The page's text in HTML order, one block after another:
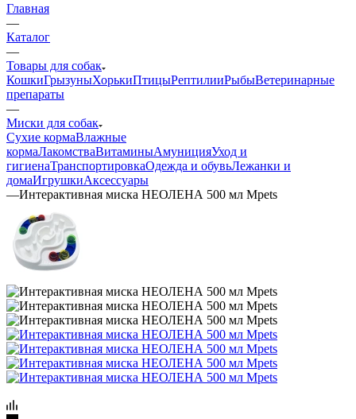
Главная
—
Каталог
—
Товары для собак
КошкиГрызуныХорькиПтицыРептилииРыбыВетеринарные
препараты
—
Миски для собак
Сухие кормаВлажные
кормаЛакомстваВитаминыАмуницияУход и
гигиенаТранспортировкаОдежда и обувьЛежанки и
домаИгрушкиАксессуары
—Интерактивная миска НЕОЛЕНА 500 мл Mpets